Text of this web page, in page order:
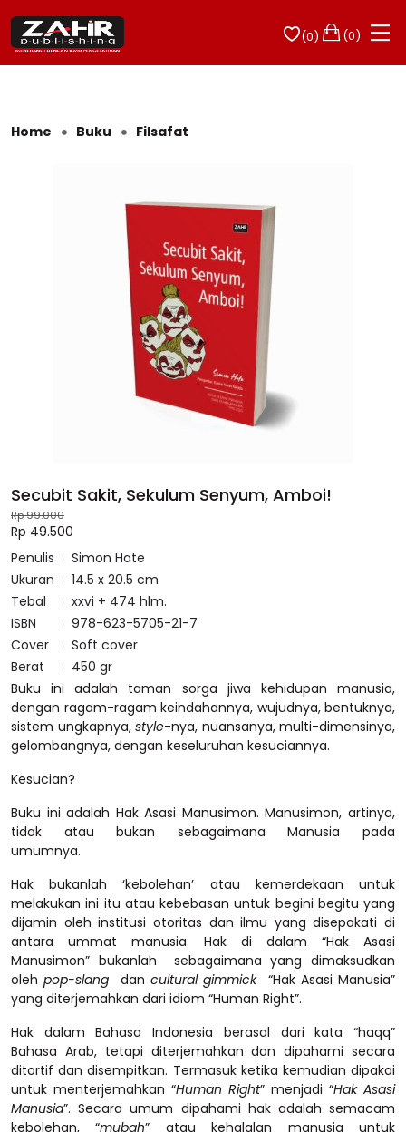
(0) (0)
Home Buku Filsafat
Secubit Sakit, Sekulum Senyum, Amboi!
Rp 99.000
Rp 49.500
Penulis : Simon Hate
Ukuran : 14.5 x 20.5 cm
Tebal
: xxvi + 474 hlm.
ISBN
: 978-623-5705-21-7
Cover
: Soft cover
Berat
: 450 gr
Buku ini adalah taman sorga jiwa kehidupan manusia,
dengan ragam-ragam keindahannya, wujudnya, bentuknya,
sistem ungkapnya, style-nya, nuansanya, multi-dimensinya,
gelombangnya, dengan keseluruhan kesuciannya.
Kesucian?
Buku ini adalah Hak Asasi Manusimon. Manusimon, artinya,
tidak atau bukan sebagaimana Manusia pada
umumnya.
Hak bukanlah ‘kebolehan’ atau kemerdekaan untuk
melakukan ini itu atau kebebasan untuk begini begitu yang
dijamin oleh institusi otoritas dan ilmu yang disepakati di
antara ummat manusia. Hak di dalam “Hak Asasi
Manusimon” bukanlah sebagaimana yang dimaksudkan
olehpop-slang dan cultural gimmick“Hak Asasi Manusia”
yang diterjemahkan dari idiom “Human Right”.
Hak dalam Bahasa Indonesia berasal dari kata “haqq”
Bahasa Arab, tetapi diterjemahkan dan dipahami secara
ditortif dan disempitkan. Termasuk ketika kemudian dipakai
untuk menterjemahkan “Human Right” menjadi “Hak Asasi
Manusia”. Secara umum dipahami hak adalah semacam
kebolehan, “mubah” atau kehalalan manusia untuk